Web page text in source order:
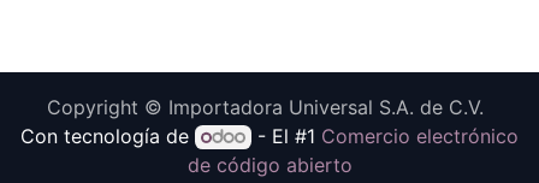
Copyright © Importadora Universal S.A. de C.V.
Con tecnología de
- El #1 Comercio electrónico
de código abierto